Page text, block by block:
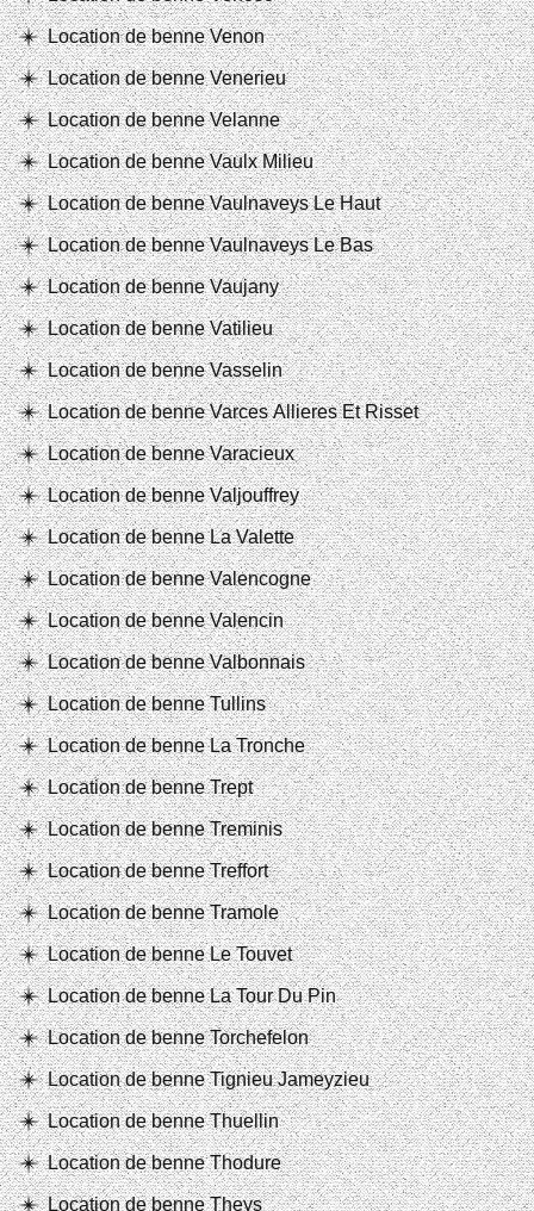
Location de benne Venon
Location de benne Venerieu
Location de benne Velanne
Location de benne Vaulx Milieu
Location de benne Vaulnaveys Le Haut
Location de benne Vaulnaveys Le Bas
Location de benne Vaujany
Location de benne Vatilieu
Location de benne Vasselin
Location de benne Varces Allieres Et Risset
Location de benne Varacieux
Location de benne Valjouffrey
Location de benne La Valette
Location de benne Valencogne
Location de benne Valencin
Location de benne Valbonnais
Location de benne Tullins
Location de benne La Tronche
Location de benne Trept
Location de benne Treminis
Location de benne Treffort
Location de benne Tramole
Location de benne Le Touvet
Location de benne La Tour Du Pin
Location de benne Torchefelon
Location de benne Tignieu Jameyzieu
Location de benne Thuellin
Location de benne Thodure
Location de benne Theys